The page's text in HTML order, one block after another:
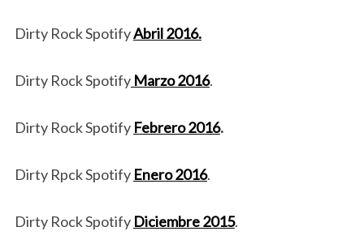
Dirty Rock SpotifyAbril 2016.
Dirty Rock SpotifyMarzo 2016.
Dirty Rock Spotify Febrero 2016.
Dirty Rpck Spotify Enero 2016.
Dirty Rock Spotify Diciembre 2015.